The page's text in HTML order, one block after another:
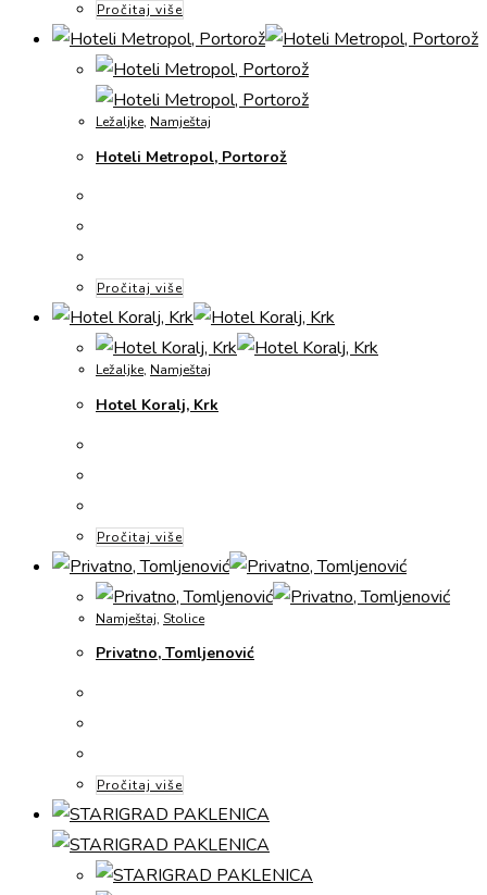
Pročitaj više
Ležaljke, Namještaj
Hoteli Metropol, Portorož
Pročitaj više
Ležaljke, Namještaj
Hotel Koralj, Krk
Pročitaj više
Namještaj, Stolice
Privatno, Tomljenović
Pročitaj više